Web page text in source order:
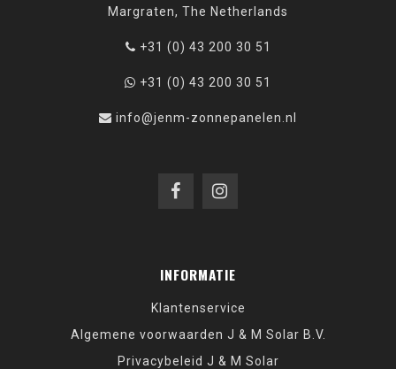
Margraten, The Netherlands
+31 (0) 43 200 30 51
+31 (0) 43 200 30 51
info@jenm-zonnepanelen.nl
INFORMATIE
Klantenservice
Algemene voorwaarden J & M Solar B.V.
Privacybeleid J & M Solar